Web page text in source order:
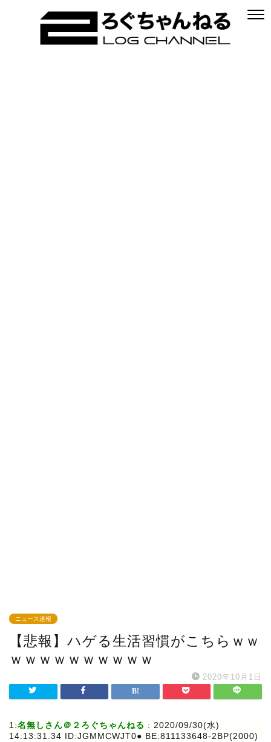
ニュース速報
【悲報】ハゲる生活習慣がこちらｗｗ
ｗｗｗｗｗｗｗｗｗｗ
2020年10月1日
1:名無しさん＠２ろぐちゃんねる : 2020/09/30(水)
14:13:31.34 ID:JGMMCWJT0● BE:811133648-2BP(2000)